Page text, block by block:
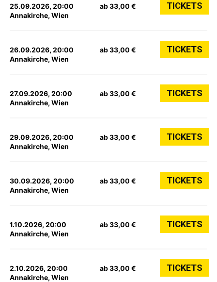
25.09.2026, 20:00
Annakirche, Wien
ab 33,00 € TICKETS
26.09.2026, 20:00
Annakirche, Wien
ab 33,00 € TICKETS
27.09.2026, 20:00
Annakirche, Wien
ab 33,00 € TICKETS
29.09.2026, 20:00
Annakirche, Wien
ab 33,00 € TICKETS
30.09.2026, 20:00
Annakirche, Wien
ab 33,00 € TICKETS
1.10.2026, 20:00
Annakirche, Wien
ab 33,00 € TICKETS
2.10.2026, 20:00
Annakirche, Wien
ab 33,00 € TICKETS